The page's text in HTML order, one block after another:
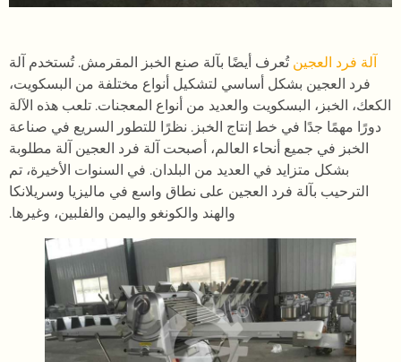
آلة فرد العجينتُعرف أيضًا بآلة صنع الخبز المقرمش. تُستخدم آلة
فرد العجين بشكل أساسي لتشكيل أنواع مختلفة من البسكويت،
الكعك، الخبز، البسكويت والعديد من أنواع المعجنات. تلعب هذه الآلة
دورًا مهمًا جدًا في خط إنتاج الخبز. نظرًا للتطور السريع في صناعة
الخبز في جميع أنحاء العالم، أصبحت آلة فرد العجين آلة مطلوبة
بشكل متزايد في العديد من البلدان. في السنوات الأخيرة، تم
الترحيب بآلة فرد العجين على نطاق واسع في ماليزيا وسريلانكا
والهند والكونغو واليمن والفلبين، وغيرها.